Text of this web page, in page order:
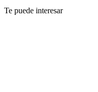
Te puede interesar